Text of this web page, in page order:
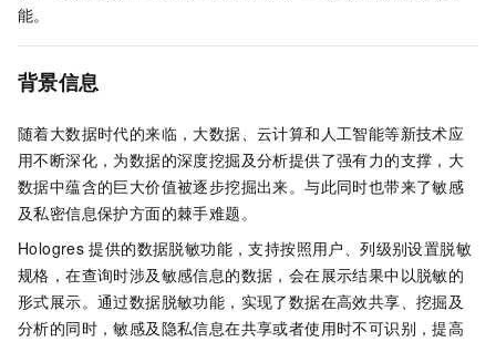
能。
背景信息
随着大数据时代的来临，大数据、云计算和人工智能等新技术应
用不断深化，为数据的深度挖掘及分析提供了强有力的支撑，大
数据中蕴含的巨大价值被逐步挖掘出来。与此同时也带来了敏感
及私密信息保护方面的棘手难题。
Hologres 提供的数据脱敏功能，支持按照用户、列级别设置脱敏
规格，在查询时涉及敏感信息的数据，会在展示结果中以脱敏的
形式展示。通过数据脱敏功能，实现了数据在高效共享、挖掘及
分析的同时，敏感及隐私信息在共享或者使用时不可识别，提高